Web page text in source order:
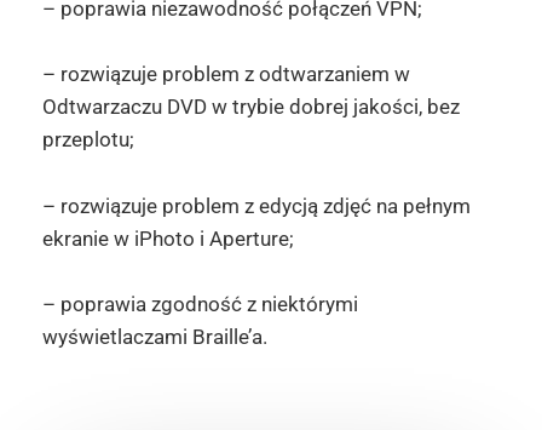
– poprawia niezawodność połączeń VPN;
– rozwiązuje problem z odtwarzaniem w
Odtwarzaczu DVD w trybie dobrej jakości, bez
przeplotu;
– rozwiązuje problem z edycją zdjęć na pełnym
ekranie w iPhoto i Aperture;
– poprawia zgodność z niektórymi
wyświetlaczami Braille’a.